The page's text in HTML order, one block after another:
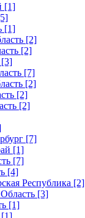
[1]
[1]
[2]
[2]
[3]
[7]
[2]
[2]
[2]
[7]
[1]
[7]
[4]
Республика [2]
[3]
[1]
[1]